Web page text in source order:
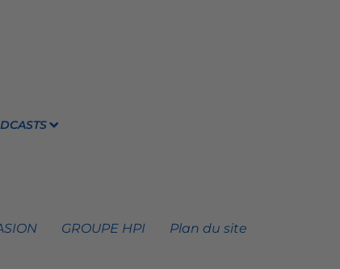
GROUPE HPI Plan du site